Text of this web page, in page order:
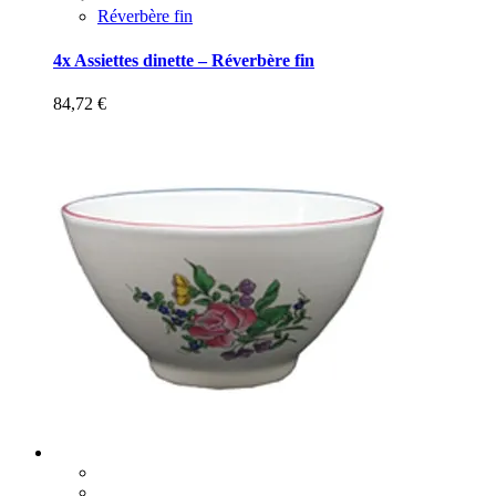
Réverbère fin
4x Assiettes dinette – Réverbère fin
84,72 €